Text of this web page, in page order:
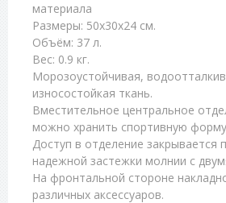
материала
Размеры: 50x30x24 см.
Объём: 37 л.
Вес: 0.9 кг.
Морозоустойчивая,
износостойкая ткань.
Вместительное центральное
можно хранить спортивную
Доступ в отделение закрывается
надежной застежки молнии с
На фронтальной стороне
различных аксессуаров.